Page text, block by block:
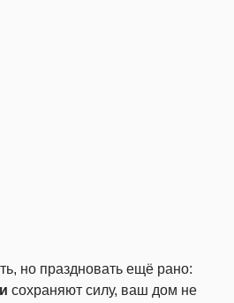
но праздновать ещё рано:
сохраняют силу, ваш дом не